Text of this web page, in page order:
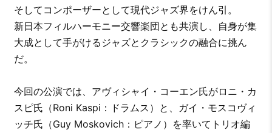
そしてコンポーザーとして現代ジャズ界をけん引。
新日本フィルハーモニー交響楽団とも共演し、自身が集
大成として手がけるジャズとクラシックの融合に挑ん
だ。
今回の公演では、アヴィシャイ・コーエン氏がロニ・カ
スピ氏（Roni Kaspi：ドラムス）と、ガイ・モスコヴィ
ッチ氏（Guy Moskovich：ピアノ）を率いてトリオ編